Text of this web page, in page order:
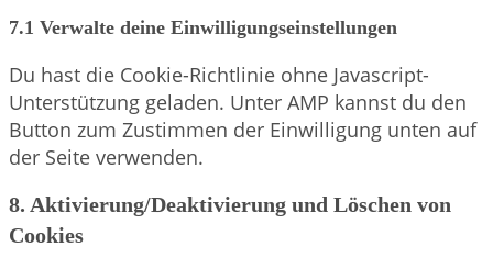
7.1 Verwalte deine Einwilligungseinstellungen
Du hast die Cookie-Richtlinie ohne Javascript-
Unterstützung geladen. Unter AMP kannst du den
Button zum Zustimmen der Einwilligung unten auf
der Seite verwenden.
8. Aktivierung/Deaktivierung und Löschen von
Cookies